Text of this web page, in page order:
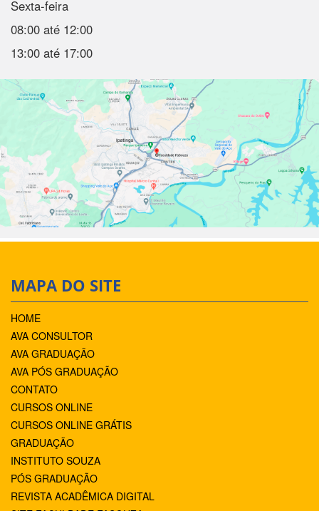
Sexta-feira
08:00 até 12:00
13:00 até 17:00
MAPA DO SITE
HOME
AVA CONSULTOR
AVA GRADUAÇÃO
AVA PÓS GRADUAÇÃO
CONTATO
CURSOS ONLINE
CURSOS ONLINE GRÁTIS
GRADUAÇÃO
INSTITUTO SOUZA
PÓS GRADUAÇÃO
REVISTA ACADÊMICA DIGITAL